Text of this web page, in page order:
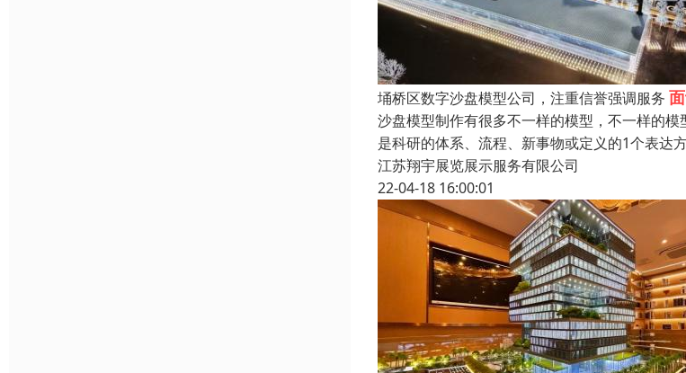
埇桥区数字沙盘模型公司，注重信誉强调服务
沙盘模型制作有很多不一样的模型，不一样的
是科研的体系、流程、新事物或定义的1个表达
江苏翔宇展览展示服务有限公司
22-04-18 16:00:01